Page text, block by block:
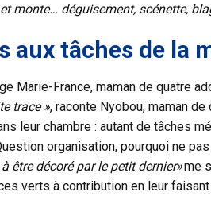
monte… déguisement, scénette,
aux tâches de la
Marie-France, maman de quatre
trace », raconte Nyobou, maman
leur chambre : autant de tâches
organisation, pourquoi ne
être décoré par le petit dernier»me
verts à contribution en leur